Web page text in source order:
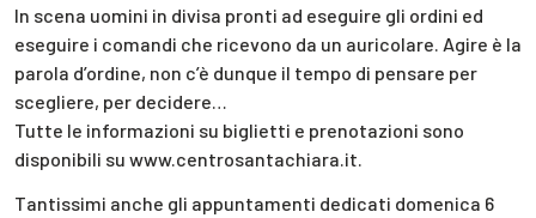
In scena uomini in divisa pronti ad eseguire gli ordini ed
eseguire i comandi che ricevono da un auricolare. Agire è la
parola d’ordine, non c’è dunque il tempo di pensare per
scegliere, per decidere…
Tutte le informazioni su biglietti e prenotazioni sono
disponibili su www.centrosantachiara.it.
Tantissimi anche gli appuntamenti dedicati domenica 6